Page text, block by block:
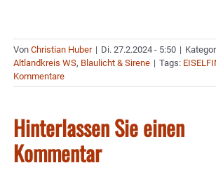
Von Christian Huber | Di. 27.2.2024 - 5:50 |
Altlandkreis WS, Blaulicht & Sirene | Tags:
Kommentare
Hinterlassen Sie einen
Kommentar